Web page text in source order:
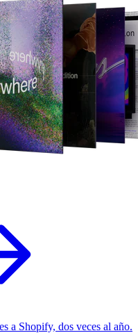
a Shopify, dos veces al año.